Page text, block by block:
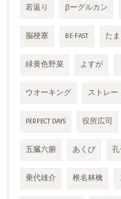
若返り βーグルカン
脳梗塞 BE-FAST た
緑黄色野菜 よすが
ウオーキング ストレー
PERFECT DAYS 役所広司
五臓六腑 あくび
乗代雄介 椎名林檎